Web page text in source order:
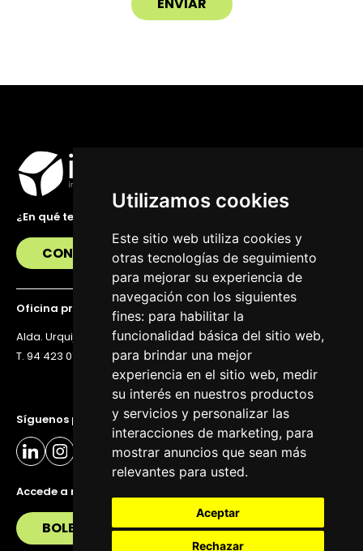
Utilizamos cookies
Este sitio web utiliza cookies y
otras tecnologías de seguimiento
para mejorar su experiencia de
navegación con los siguientes
fines: para habilitar la
funcionalidad básica del sitio web,
para brindar una mejor
experiencia en el sitio web, medir
su interés en nuestros productos
y servicios y personalizar las
interacciones de marketing, para
mostrar anuncios que sean más
relevantes para usted.
Aceptar
Rechazar
Síguenos para estar al día
Accede a nuestra newsletter
BOLETÍN
¿En qué te podemos ayudar?
CONTÁCTANOS
Oficina principal
Alda. Urquijo 36, 6ª planta, 48011 Bilbao
T. 94 423 07 43